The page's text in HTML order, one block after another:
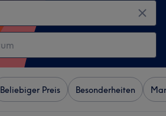
Beliebiger Preis Besonderheiten